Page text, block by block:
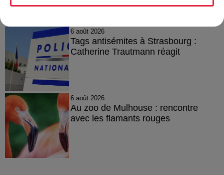
6 août 2026
Tags antisémites à Strasbourg :
Catherine Trautmann réagit
6 août 2026
Au zoo de Mulhouse : rencontre
avec les flamants rouges